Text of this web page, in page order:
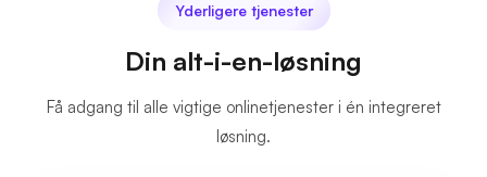
Yderligere tjenester
Din alt-i-en-løsning
Få adgang til alle vigtige onlinetjenester i én integreret
løsning.